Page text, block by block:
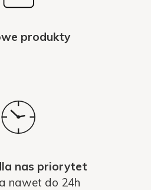
produkty
nas priorytet
nawet do 24h